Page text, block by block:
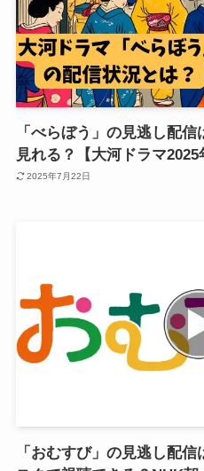
「べらぼう」の見逃し配
見れる？【大河ドラマ2025
2025年7月22日
「おむすび」の見逃し配